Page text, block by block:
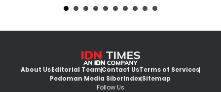
About UsEditorial TeamContact UsTerms of Services
Pedoman Media SiberIndexSitemap
Follow Us